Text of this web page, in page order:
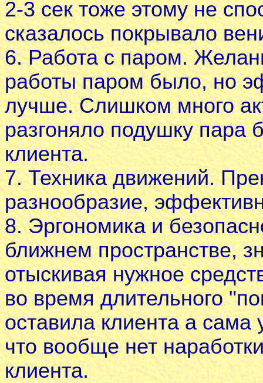
2-3 сек тоже этому не
сказалось покрывало
6. Работа с паром.
работы паром было, но
лучше. Слишком много
разгоняло подушку пара
клиента.
7. Техника движений.
разнообразие,
8. Эргономика и
ближнем пространстве,
отыскивая нужное
во время длительного
оставила клиента а
что вообще нет
клиента.